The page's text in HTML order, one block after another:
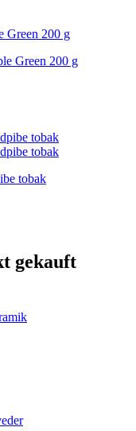
Green 200 g
tobak
gekauft